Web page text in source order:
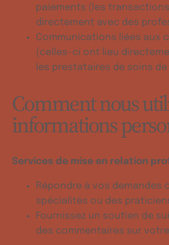
paiements (les
directement avec des
Communications liées aux
(celles-ci ont lieu
les prestataires de soins
Comment nous
informations
Services de mise en relation
Répondre à vos demandes
spécialités ou des
Fournissez un soutien de
des commentaires sur